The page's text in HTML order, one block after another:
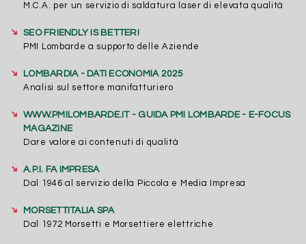
M.C.A. per un servizio di saldatura laser di elevata qualità
➔
SEO FRIENDLY IS BETTER!
PMI Lombarde a supporto delle Aziende
➔
LOMBARDIA - DATI ECONOMIA 2025
Analisi sul settore manifatturiero
➔
WWW.PMILOMBARDE.IT - GUIDA PMI LOMBARDE - E-FOCUS
MAGAZINE
Dare valore ai contenuti di qualità
➔
A.P.I. FA IMPRESA
Dal 1946 al servizio della Piccola e Media Impresa
➔
MORSETTITALIA SPA
Dal 1972 Morsetti e Morsettiere elettriche